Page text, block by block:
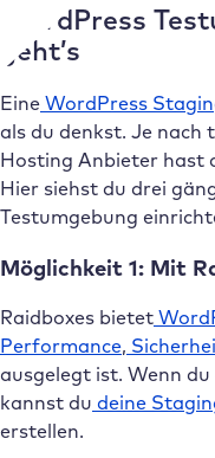
WordPress
geht’s
Eine WordPress
als du denkst. Je nach
Hosting Anbieter hast
Hier siehst du drei
Testumgebung
Möglichkeit 1: Mit
Raidboxes bietet
Performance,
ausgelegt ist. Wenn
kannst du deine
erstellen.